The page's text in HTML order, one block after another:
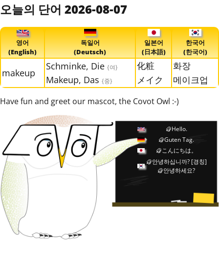
오늘의 단어 2026-08-07
영어
(English)
독일어
(Deutsch)
일본어
(日本語)
한국어
(한국어)
makeup
Schminke, Die {여}
Makeup, Das {중}
化粧
メイク
화장
메이크업
Have fun and greet our mascot, the Covot Owl :-)
Hello.
Guten Tag.
こんにちは。
안녕하십니까? [경칭]
안녕하세요?